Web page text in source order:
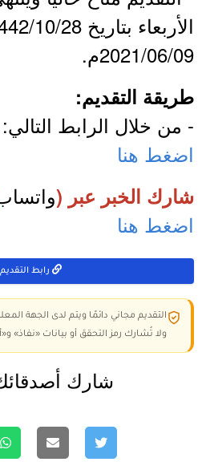
2021/06/09م.
طريقة التقديم:
- من خلال الرابط التالي:
اضغط هنا
شارك الخبر عبر (
اضغط هنا
رابط التقديم
التقديم مجاني دائمًا ويتم لدى الجهة
ولا تُشارك رمز التحقق أو بيانات «نفاذ»
شارك